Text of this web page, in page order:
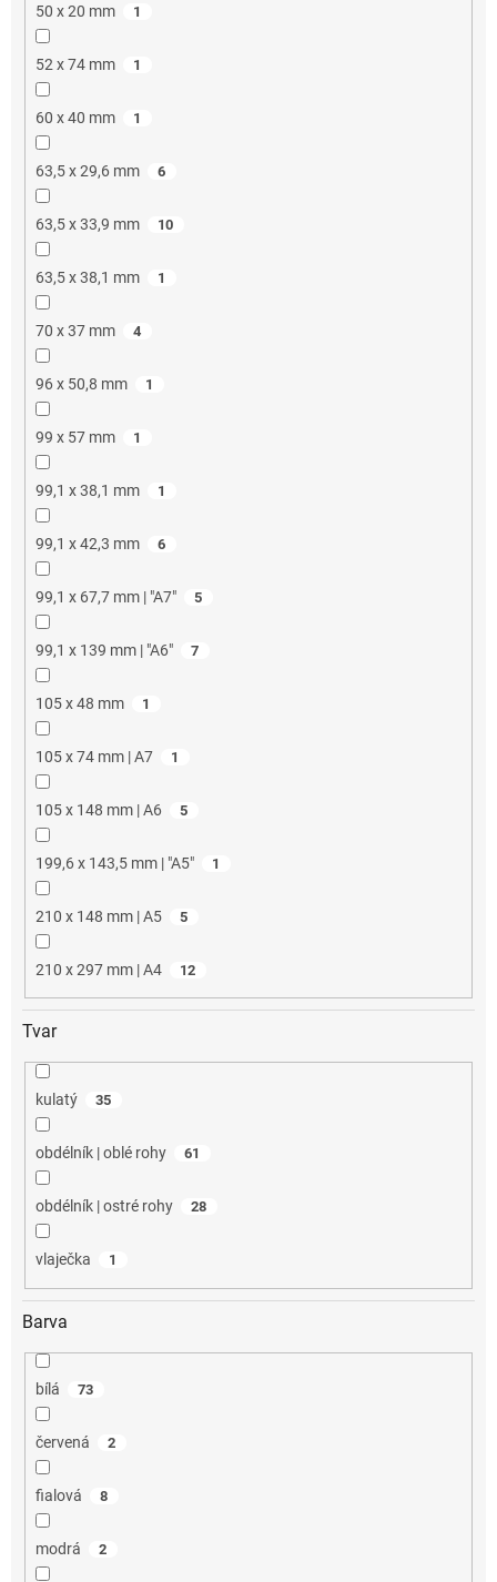
50 x 20 mm 1
52 x 74 mm 1
60 x 40 mm 1
63,5 x 29,6 mm 6
63,5 x 33,9 mm 10
63,5 x 38,1 mm 1
70 x 37 mm 4
96 x 50,8 mm 1
99 x 57 mm 1
99,1 x 38,1 mm 1
99,1 x 42,3 mm 6
99,1 x 67,7 mm | "A7" 5
99,1 x 139 mm | "A6" 7
105 x 48 mm 1
105 x 74 mm | A7 1
105 x 148 mm | A6 5
199,6 x 143,5 mm | "A5" 1
210 x 148 mm | A5 5
210 x 297 mm | A4 12
Tvar
kulatý 35
obdélník | oblé rohy 61
obdélník | ostré rohy 28
vlaječka 1
Barva
bílá 73
červená 2
fialová 8
modrá 2